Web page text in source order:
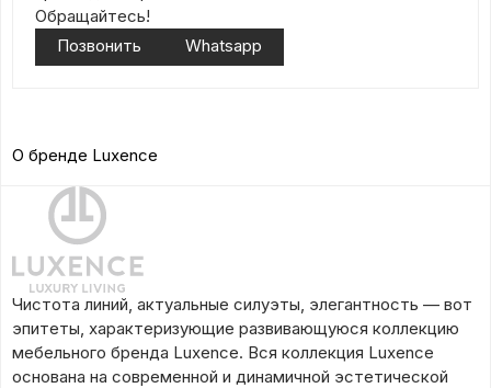
Обращайтесь!
Позвонить
Whatsapp
О бренде Luxence
Чистота линий, актуальные силуэты, элегантность — вот
эпитеты, характеризующие развивающуюся коллекцию
мебельного бренда Luxence. Вся коллекция Luxence
основана на современной и динамичной эстетической